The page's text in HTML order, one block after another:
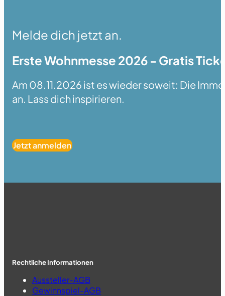
Melde dich jetzt an.
Erste Wohnmesse 2026 - Gratis
Am 08.11.2026 ist es wieder soweit: Die
an. Lass dich inspirieren.
Jetzt anmelden
Rechtliche Informationen
Aussteller-AGB
Gewinnspiel-AGB